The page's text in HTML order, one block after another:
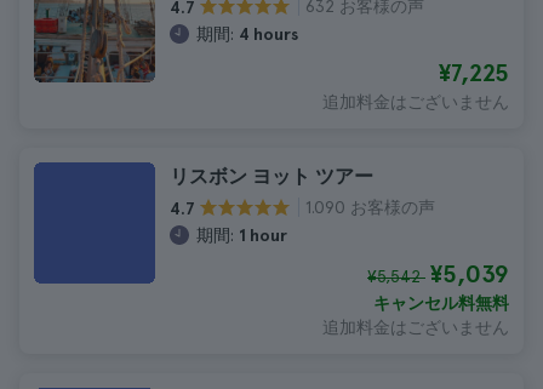
4.7
632 お客様の声
期間: 4 hours
¥7,225
追加料金はございません
リスボン ヨット ツアー
4.7
1.090 お客様の声
期間: 1 hour
¥5,542 ¥5,039
キャンセル料無料
追加料金はございません